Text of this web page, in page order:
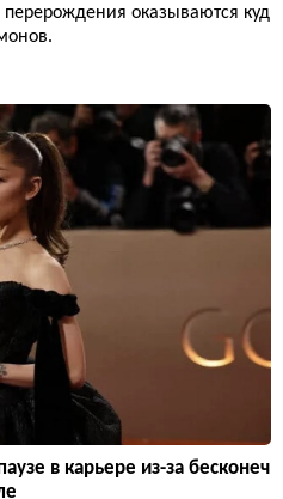
оказываются куд
в карьере из-за бесконеч